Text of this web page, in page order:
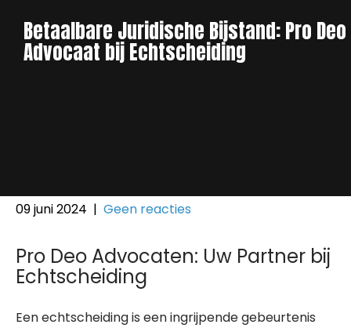
Betaalbare Juridische Bijstand: Pro Deo
Advocaat bij Echtscheiding
09 juni 2024 | Geen reacties
Pro Deo Advocaten: Uw Partner bij
Echtscheiding
Een echtscheiding is een ingrijpende gebeurtenis